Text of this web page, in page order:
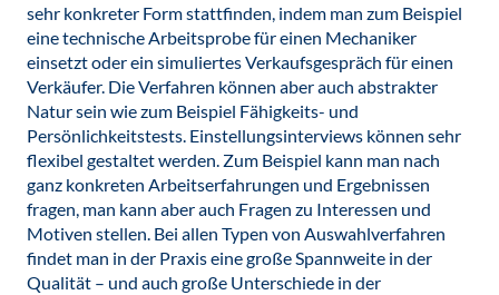
sehr konkreter Form stattfinden, indem man zum Beispiel
eine technische Arbeitsprobe für einen Mechaniker
einsetzt oder ein simuliertes Verkaufsgespräch für einen
Verkäufer. Die Verfahren können aber auch abstrakter
Natur sein wie zum Beispiel Fähigkeits- und
Persönlichkeitstests. Einstellungsinterviews können sehr
flexibel gestaltet werden. Zum Beispiel kann man nach
ganz konkreten Arbeitserfahrungen und Ergebnissen
fragen, man kann aber auch Fragen zu Interessen und
Motiven stellen. Bei allen Typen von Auswahlverfahren
findet man in der Praxis eine große Spannweite in der
Qualität – und auch große Unterschiede in der